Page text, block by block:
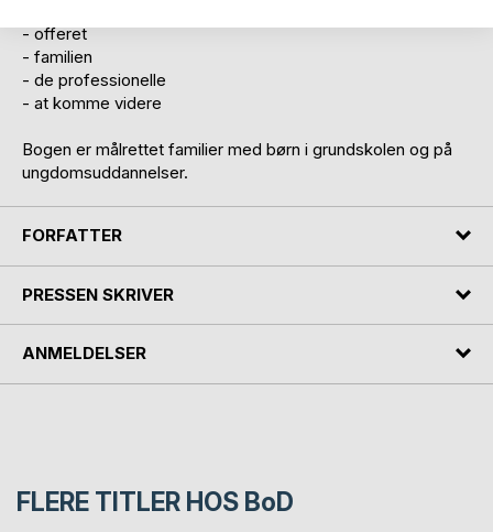
- offeret
- familien
- de professionelle
- at komme videre
Bogen er målrettet familier med børn i grundskolen og på
ungdomsuddannelser.
FORFATTER
PRESSEN SKRIVER
ANMELDELSER
FLERE TITLER HOS BoD